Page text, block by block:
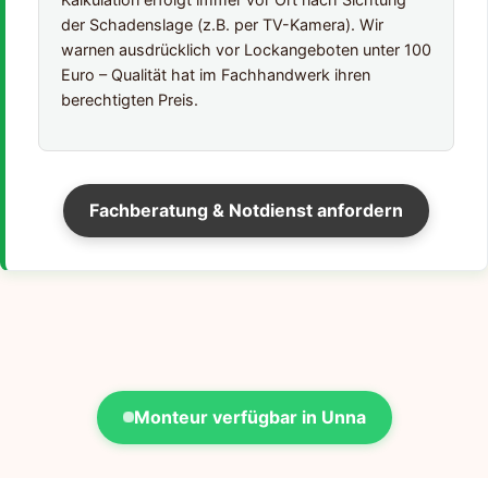
der Schadenslage (z.B. per TV-Kamera). Wir
warnen ausdrücklich vor Lockangeboten unter 100
Euro – Qualität hat im Fachhandwerk ihren
berechtigten Preis.
Fachberatung & Notdienst anfordern
Monteur verfügbar in Unna